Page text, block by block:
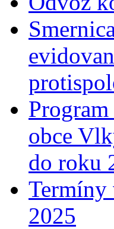
obce
do roku
Termíny
2025